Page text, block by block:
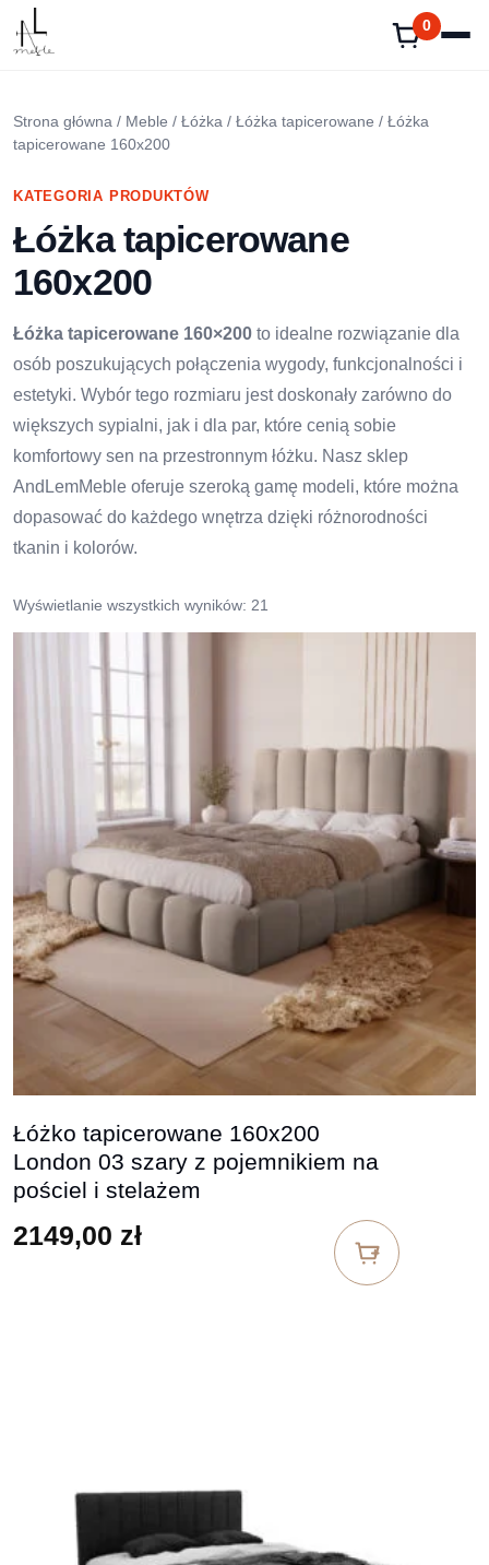
Przejdź
treści
0
Strona główna / Meble / Łóżka / Łóżka tapicerowane / Łóżka
tapicerowane 160x200
KATEGORIA PRODUKTÓW
Łóżka tapicerowane
160x200
Łóżka tapicerowane 160×200 to idealne rozwiązanie dla
osób poszukujących połączenia wygody, funkcjonalności i
estetyki. Wybór tego rozmiaru jest doskonały zarówno do
większych sypialni, jak i dla par, które cenią sobie
komfortowy sen na przestronnym łóżku. Nasz sklep
AndLemMeble oferuje szeroką gamę modeli, które można
dopasować do każdego wnętrza dzięki różnorodności
tkanin i kolorów.
Wyświetlanie wszystkich wyników: 21
Łóżko tapicerowane 160x200
London 03 szary z pojemnikiem na
pościel i stelażem
2149,00 zł